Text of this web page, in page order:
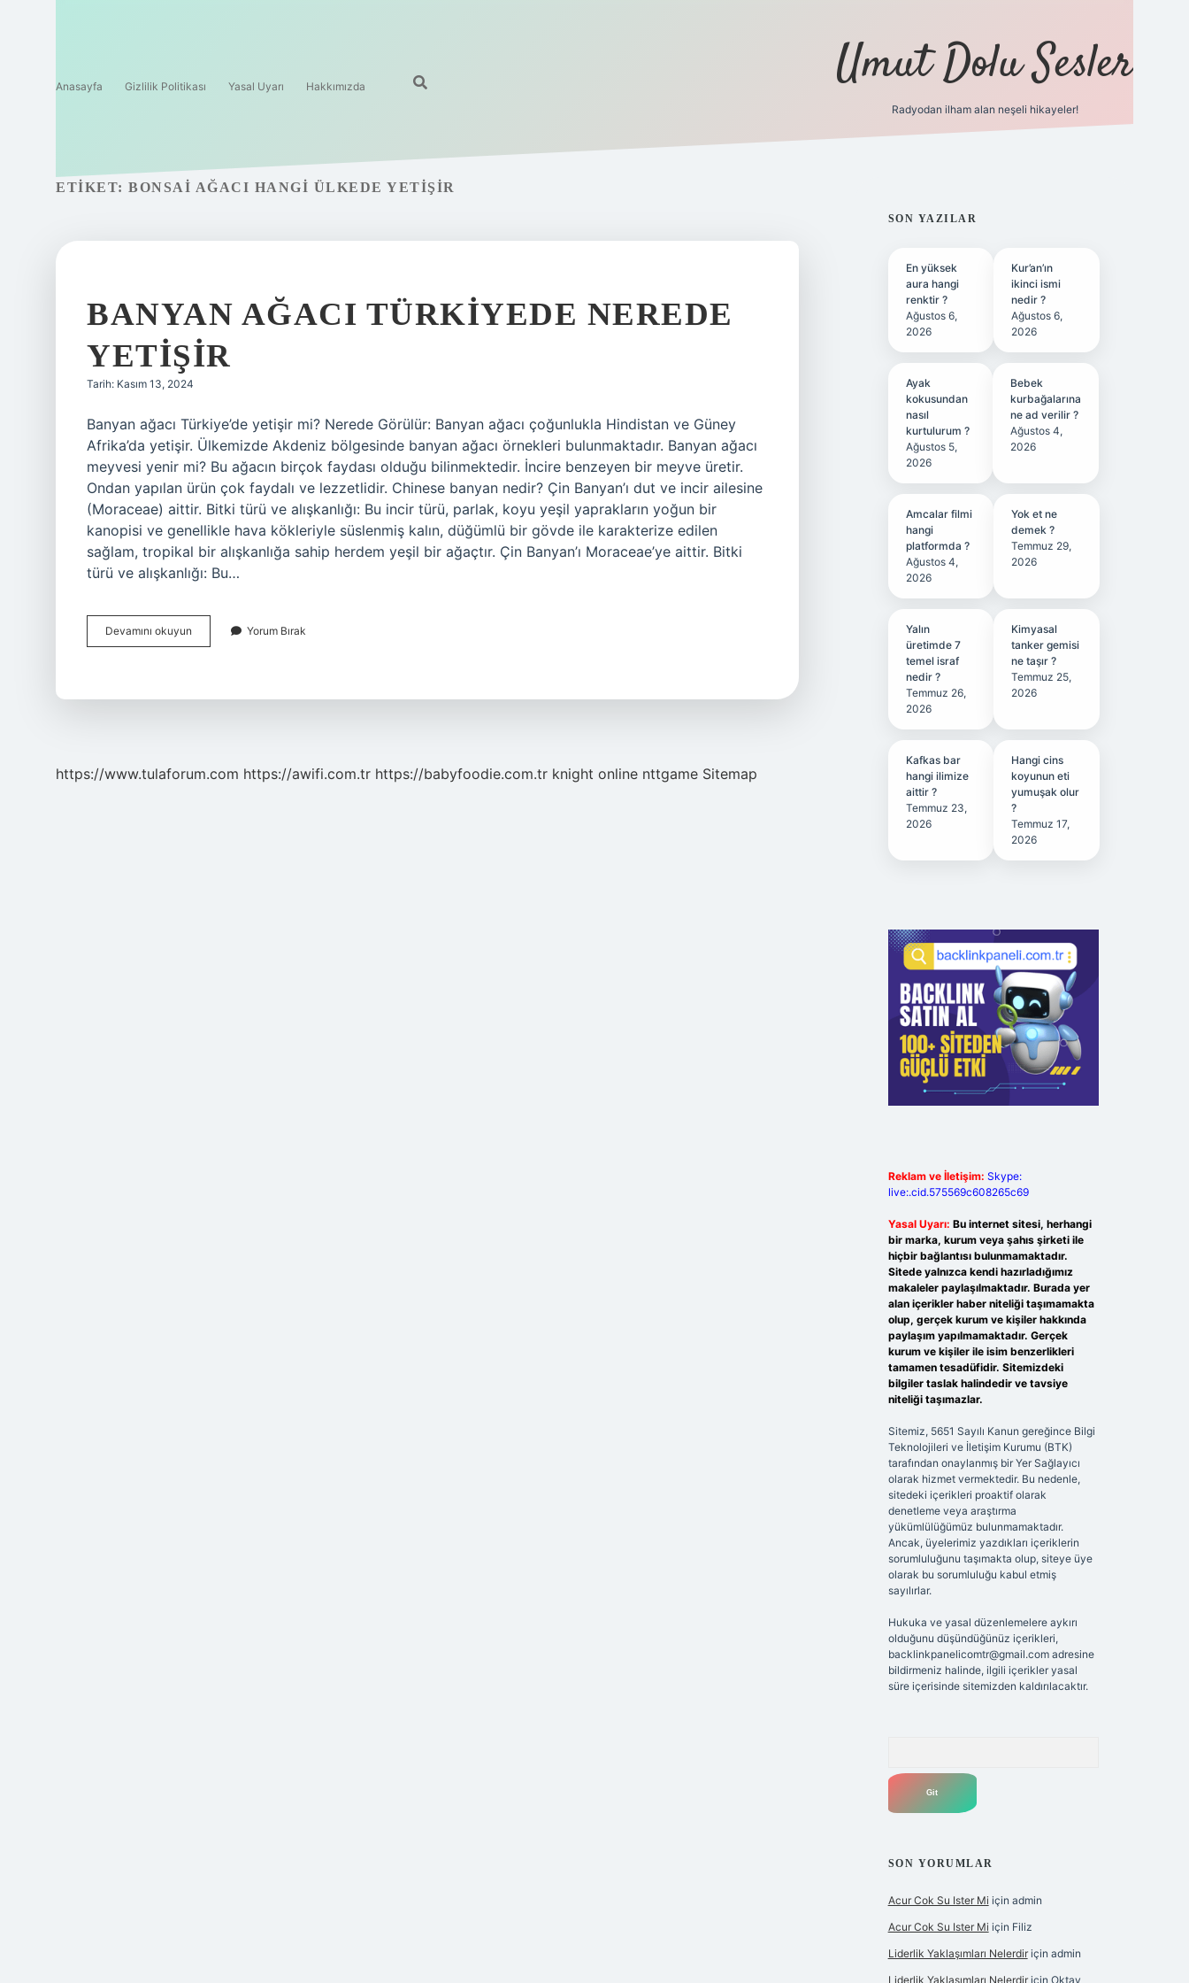
Anasayfa Gizlilik Politikası Yasal Uyarı Hakkımızda Umut Dolu Sesler
Radyodan ilham alan neşeli hikayeler!
ETIKET: BONSAI AĞACI HANGI ÜLKEDE YETIŞIR
BANYAN AĞACI TÜRKIYEDE NEREDE
YETIŞIR
Tarih: Kasım 13, 2024
Banyan ağacı Türkiye’de yetişir mi? Nerede Görülür: Banyan ağacı çoğunlukla Hindistan ve Güney
Afrika’da yetişir. Ülkemizde Akdeniz bölgesinde banyan ağacı örnekleri bulunmaktadır. Banyan ağacı
meyvesi yenir mi? Bu ağacın birçok faydası olduğu bilinmektedir. İncire benzeyen bir meyve üretir.
Ondan yapılan ürün çok faydalı ve lezzetlidir. Chinese banyan nedir? Çin Banyan’ı dut ve incir ailesine
(Moraceae) aittir. Bitki türü ve alışkanlığı: Bu incir türü, parlak, koyu yeşil yaprakların yoğun bir
kanopisi ve genellikle hava kökleriyle süslenmiş kalın, düğümlü bir gövde ile karakterize edilen
sağlam, tropikal bir alışkanlığa sahip herdem yeşil bir ağaçtır. Çin Banyan’ı Moraceae’ye aittir. Bitki
türü ve alışkanlığı: Bu…
Devamını okuyun
Ağacı
Yorum Bırak
https://www.tulaforum.com https://awifi.com.tr https://babyfoodie.com.tr knight online nttgame Sitemap
SIDEBAR
SON YAZILAR
En yüksek
aura hangi
renktir ?
Ağustos 6,
2026
Kur’an’ın
ikinci ismi
nedir ?
Ağustos 6,
2026
Ayak
kokusundan
nasıl
kurtulurum ?
Ağustos 5,
2026
Bebek
kurbağalarına
ne ad verilir ?
Ağustos 4,
2026
Amcalar filmi
hangi
platformda ?
Ağustos 4,
2026
Yok et ne
demek ?
Temmuz 29,
2026
Yalın
üretimde 7
temel israf
nedir ?
Temmuz 26,
2026
Kimyasal
tanker gemisi
ne taşır ?
Temmuz 25,
2026
Kafkas bar
hangi ilimize
aittir ?
Temmuz 23,
2026
Hangi cins
koyunun eti
yumuşak olur
?
Temmuz 17,
2026
Reklam ve İletişim: Skype:
live:.cid.575569c608265c69
Yasal Uyarı: Bu internet sitesi, herhangi
bir marka, kurum veya şahıs şirketi ile
hiçbir bağlantısı bulunmamaktadır.
Sitede yalnızca kendi hazırladığımız
makaleler paylaşılmaktadır. Burada yer
alan içerikler haber niteliği taşımamakta
olup, gerçek kurum ve kişiler hakkında
paylaşım yapılmamaktadır. Gerçek
kurum ve kişiler ile isim benzerlikleri
tamamen tesadüfidir. Sitemizdeki
bilgiler taslak halindedir ve tavsiye
niteliği taşımazlar.
Sitemiz, 5651 Sayılı Kanun gereğince Bilgi
Teknolojileri ve İletişim Kurumu (BTK)
tarafından onaylanmış bir Yer Sağlayıcı
olarak hizmet vermektedir. Bu nedenle,
sitedeki içerikleri proaktif olarak
denetleme veya araştırma
yükümlülüğümüz bulunmamaktadır.
Ancak, üyelerimiz yazdıkları içeriklerin
sorumluluğunu taşımakta olup, siteye üye
olarak bu sorumluluğu kabul etmiş
sayılırlar.
Hukuka ve yasal düzenlemelere aykırı
olduğunu düşündüğünüz içerikleri,
backlinkpanelicomtr@gmail.comadresine
bildirmeniz halinde, ilgili içerikler yasal
süre içerisinde sitemizden kaldırılacaktır.
SON YORUMLAR
Acur Cok Su Ister Mi için admin
Acur Cok Su Ister Mi için Filiz
Liderlik Yaklaşımları Nelerdiriçin admin
Liderlik Yaklaşımları Nelerdiriçin Oktay